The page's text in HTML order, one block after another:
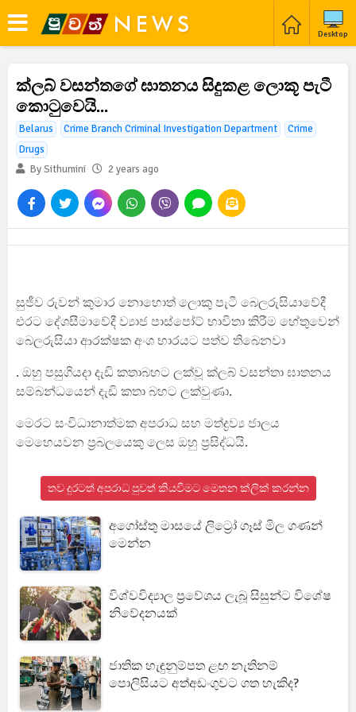
Desktop
ක්ලබ් වසන්තගේ ඝාතනය සිදුකළ ලොකූ පැටී
කොටුවෙයි...
Belarus Crime Branch Criminal Investigation Department
Crime
Drugs
By Sithumini
2 years ago
සුජීව රුවන් කුමාර නොහොත් ලොකු පැටී බෙලරුසියාවේදී
එරට දේශසීමාවේදී ව්‍යාජ පාස්පෝට් භාවිතා කිරීම හේතුවෙන්
බෙලරුසියා ආරක්ෂක අංශ භාරයට පත්ව තිබෙනවා
. ඔහු පසුගියදා දැඩි කතාබහට ලක්වූ ක්ලබ් වසන්තා ඝාතනය
සම්බන්ධයෙන් දැඩි කතා බහට ලක්වුණා.
මෙරට සංවිධානාත්මක අපරාධ සහ මත්ද්‍රව්‍ය ජාලය
මෙහෙයවන ප්‍රබලයෙකු ලෙස ඔහු ප්‍රසිද්ධයි.
තව දුරටත් අපරාධ පුවත් කියවීමට මෙතන ක්ලික් කරන්න
අගෝස්තු මාසයේ ලිට්‍රෝ ගෑස් මිල ගණන්
මෙන්න
විශ්වවිද්‍යාල ප්‍රවේශය ලැබූ සිසුන්ට විශේෂ
නිවේදනයක්
ජාතික හැඳුනුම්පත ළඟ නැතිනම්
පොලිසියට අත්අඩංගුවට ගත හැකිද?